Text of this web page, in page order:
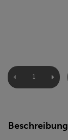
Beschreibung